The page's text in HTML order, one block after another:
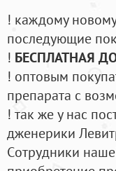
! каждому
последующие
! БЕСПЛАТНАЯ
! оптовым
препарата с
! так же у нас
дженерики
Cотрудники